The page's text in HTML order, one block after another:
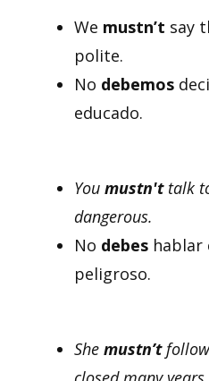
We mustn’t say
polite.
No debemos
educado.
You mustn'ttalk
dangerous.
No debeshablar
peligroso.
She mustn’t